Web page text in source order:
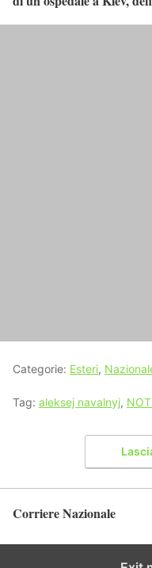
Categorie: Esteri,
Tag: aleksej navalnyj,
Corriere Nazionale